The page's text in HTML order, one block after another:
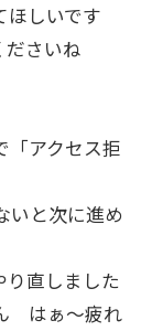
ほしいです
ださいね
「アクセス拒
いと次に進め
り直しました
はぁ～疲れ